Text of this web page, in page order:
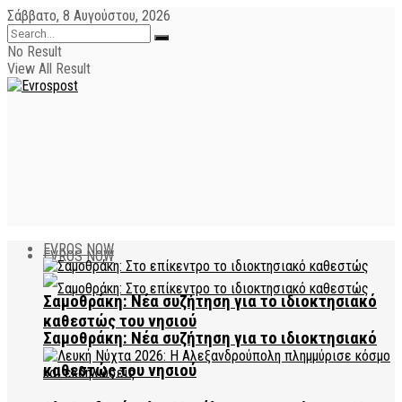
Σάββατο, 8 Αυγούστου, 2026
No Result
View All Result
EVROS NOW
Σαμοθράκη: Νέα συζήτηση για το ιδιοκτησιακό
καθεστώς του νησιού
EVROS NOW
Σαμοθράκη: Νέα συζήτηση για το ιδιοκτησιακό
καθεστώς του νησιού